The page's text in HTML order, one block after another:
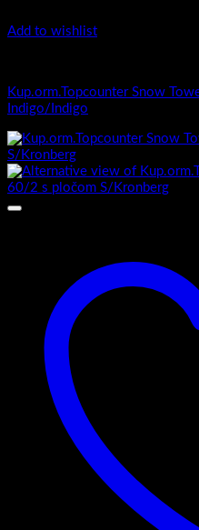
Add to wishlist
Kup.orm.Topcounter Snow
Indigo/Indigo